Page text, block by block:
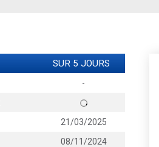
SUR 5 JOURS
-
21/03/2025
08/11/2024